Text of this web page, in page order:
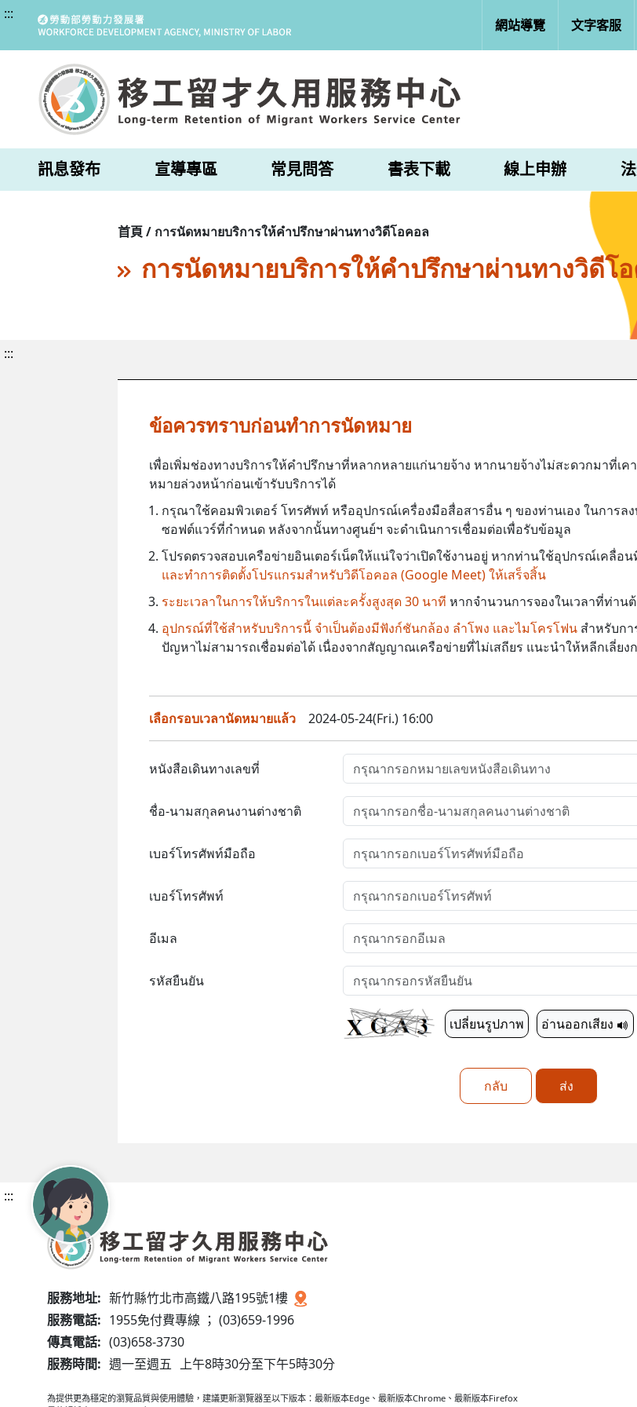
:::
網站導覽 文字客服
訊息發布 宣導專區 常見問答 書表下載 線上申辦
首頁 / การนัดหมายบริการให้คำปรึกษาผ่านทางวิดีโอคอล
การนัดหมายบริการให้คำปรึกษาผ่านทางวิดีโ
:::
ข้อควรทราบก่อนทำการนัดหมาย
เพื่อเพิ่มช่องทางบริการให้คำปรึกษาที่หลากหลายแก่นายจ้าง หากนายจ้างไม่สะดวกมาที่เ
หมายล่วงหน้าก่อนเข้ารับบริการได้
กรุณาใช้คอมพิวเตอร์ โทรศัพท์ หรืออุปกรณ์เครื่องมือสื่อสารอื่น ๆ ของท่านเอง ในการล
ซอฟต์แวร์ที่กำหนด หลังจากนั้นทางศูนย์ฯ จะดำเนินการเชื่อมต่อเพื่อรับข้อมูล
โปรดตรวจสอบเครือข่ายอินเตอร์เน็ตให้แน่ใจว่าเปิดใช้งานอยู่ หากท่านใช้อุปกรณ์เคลื่อ
และทำการติดตั้งโปรแกรมสำหรับวิดีโอคอล (Google Meet) ให้เสร็จสิ้น
ระยะเวลาในการให้บริการในแต่ละครั้งสูงสุด 30 นาที หากจำนวนการจองในเวลาที่ท่าน
อุปกรณ์ที่ใช้สำหรับบริการนี้ จำเป็นต้องมีฟังก์ชันกล้อง ลำโพง และไมโครโฟน สำหรับก
ปัญหาไม่สามารถเชื่อมต่อได้ เนื่องจากสัญญาณเครือข่ายที่ไม่เสถียร แนะนำให้หลีกเลี่ยง
เลือกรอบเวลานัดหมายแล้ว 2024-05-24(Fri.) 16:00
หนังสือเดินทางเลขที่
ชื่อ-นามสกุลคนงานต่างชาติ
เบอร์โทรศัพท์มือถือ
เบอร์โทรศัพท์
อีเมล
รหัสยืนยัน
เปลี่ยนรูปภาพ อ่านออกเสียง
กลับ ส่ง
:::
服務地址: 新竹縣竹北市高鐵八路195號1樓
服務電話: 1955免付費專線 ； (03)659-1996
傳真電話: (03)658-3730
服務時間: 週一至週五 上午8時30分至下午5時30分
為提供更為穩定的瀏覽品質與使用體驗，建議更新瀏覽器至以下版本：最新版本Edge、最新版本Chrome、最新版本Firefox